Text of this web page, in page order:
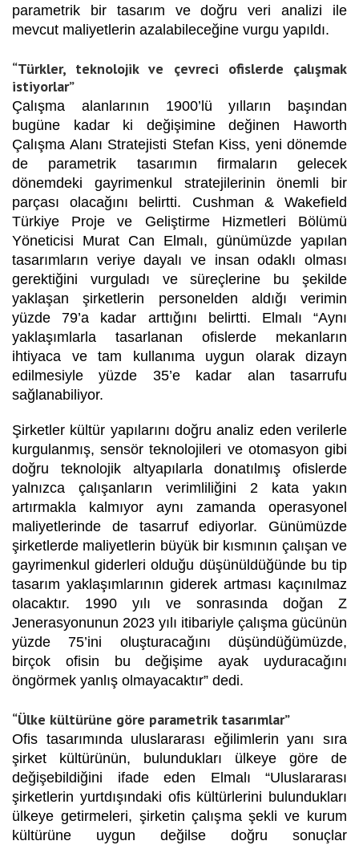
parametrik bir tasarım ve doğru veri analizi ile
mevcut maliyetlerin azalabileceğine vurgu yapıldı.
“Türkler, teknolojik ve çevreci ofislerde çalışmak
istiyorlar”
Çalışma alanlarının 1900’lü yılların başından
bugüne kadar ki değişimine değinen Haworth
Çalışma Alanı Stratejisti Stefan Kiss, yeni dönemde
de parametrik tasarımın firmaların gelecek
dönemdeki gayrimenkul stratejilerinin önemli bir
parçası olacağını belirtti. Cushman & Wakefield
Türkiye Proje ve Geliştirme Hizmetleri Bölümü
Yöneticisi Murat Can Elmalı, günümüzde yapılan
tasarımların veriye dayalı ve insan odaklı olması
gerektiğini vurguladı ve süreçlerine bu şekilde
yaklaşan şirketlerin personelden aldığı verimin
yüzde 79’a kadar arttığını belirtti. Elmalı “Aynı
yaklaşımlarla tasarlanan ofislerde mekanların
ihtiyaca ve tam kullanıma uygun olarak dizayn
edilmesiyle yüzde 35’e kadar alan tasarrufu
sağlanabiliyor.
Şirketler kültür yapılarını doğru analiz eden verilerle
kurgulanmış, sensör teknolojileri ve otomasyon gibi
doğru teknolojik altyapılarla donatılmış ofislerde
yalnızca çalışanların verimliliğini 2 kata yakın
artırmakla kalmıyor aynı zamanda operasyonel
maliyetlerinde de tasarruf ediyorlar. Günümüzde
şirketlerde maliyetlerin büyük bir kısmının çalışan ve
gayrimenkul giderleri olduğu düşünüldüğünde bu tip
tasarım yaklaşımlarının giderek artması kaçınılmaz
olacaktır. 1990 yılı ve sonrasında doğan Z
Jenerasyonunun 2023 yılı itibariyle çalışma gücünün
yüzde 75’ini oluşturacağını düşündüğümüzde,
birçok ofisin bu değişime ayak uyduracağını
öngörmek yanlış olmayacaktır” dedi.
“Ülke kültürüne göre parametrik tasarımlar”
Ofis tasarımında uluslararası eğilimlerin yanı sıra
şirket kültürünün, bulundukları ülkeye göre de
değişebildiğini ifade eden Elmalı “Uluslararası
şirketlerin yurtdışındaki ofis kültürlerini bulundukları
ülkeye getirmeleri, şirketin çalışma şekli ve kurum
kültürüne uygun değilse doğru sonuçlar